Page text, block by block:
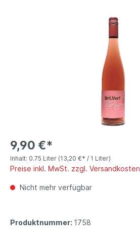
9,90 €*
Inhalt: 0.75 Liter (13,20 €* / 1 Liter)
Preise inkl. MwSt. zzgl. Versandkosten
Nicht mehr verfügbar
Produktnummer: 1758